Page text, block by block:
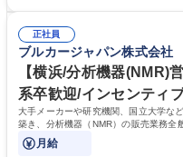
により、科学者は分子レベル、
を探索することができるように
ーカーの1つであり、最先端の
開発していきます。 学歴・資格 学歴：大学院 大学 高専 短大 専修学校 高
校 語学力：英語 資格：
正社員
ブルカージャパン株式会社
【横浜/分析機器(NMR)
系卒歓迎/インセンティ
大手メーカーや研究機関、国立大学な
築き、分析機器（NMR）の販売業務全
だきます。
月給